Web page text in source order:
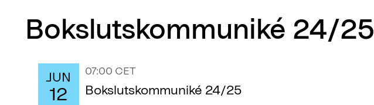
Bokslutskommuniké 24/25
JUN
12
07:00 CET
Bokslutskommuniké 24/25